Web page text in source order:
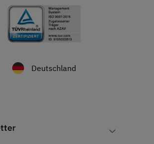
Deutschland